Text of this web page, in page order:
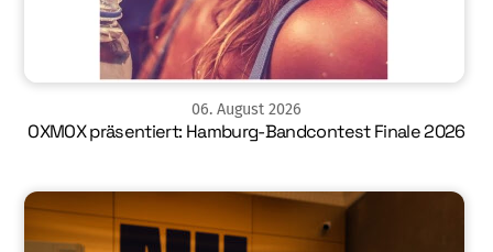
06. August 2026
OXMOX präsentiert: Hamburg-Bandcontest Finale 2026